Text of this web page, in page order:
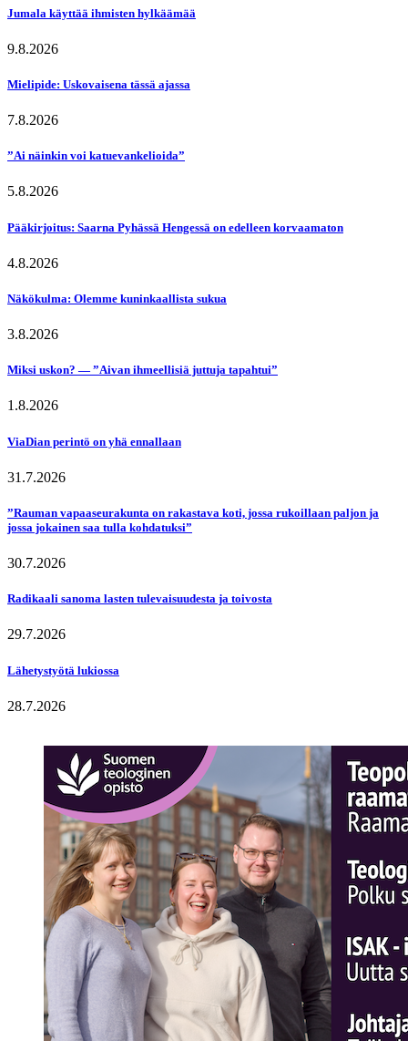
Jumala käyttää ihmisten hylkäämää
9.8.2026
Mielipide: Uskovaisena tässä ajassa
7.8.2026
”Ai näinkin voi katuevankelioida”
5.8.2026
Pääkirjoitus: Saarna Pyhässä Hengessä on edelleen korvaamaton
4.8.2026
Näkökulma: Olemme kuninkaallista sukua
3.8.2026
Miksi uskon? — ”Aivan ihmeellisiä juttuja tapahtui”
1.8.2026
ViaDian perintö on yhä ennallaan
31.7.2026
”Rauman vapaaseurakunta on rakastava koti, jossa rukoillaan paljon ja
jossa jokainen saa tulla kohdatuksi”
30.7.2026
Radikaali sanoma lasten tulevaisuudesta ja toivosta
29.7.2026
Lähetystyötä lukiossa
28.7.2026